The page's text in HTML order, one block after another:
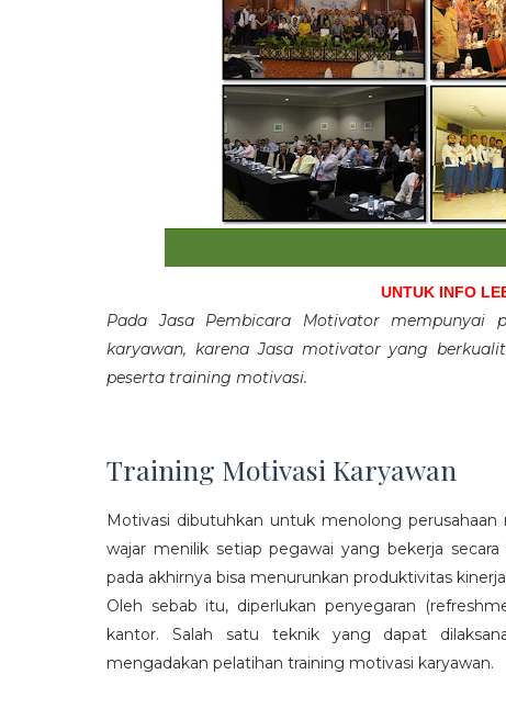
UNTUK INFO
Pada Jasa Pembicara Motivator mempunyai
karyawan, karena Jasa motivator yang
peserta training motivasi.
Training Motivasi Karyawan
Motivasi dibutuhkan untuk menolong
wajar menilik setiap pegawai yang bekerja
pada akhirnya bisa menurunkan produktivitas
Oleh sebab itu, diperlukan penyegaran
kantor. Salah satu teknik yang dapat
mengadakan pelatihan training motivasi karyawan.